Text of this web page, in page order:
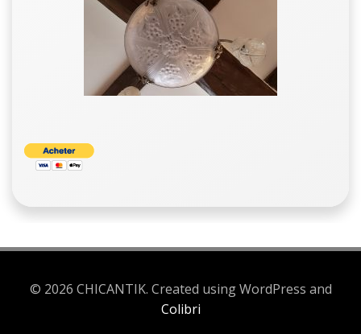
© 2026 CHICANTIK. Created using WordPress and
Colibri